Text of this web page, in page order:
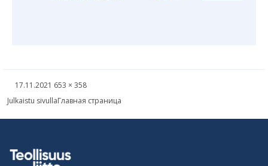
Kirjoitettu
17.11.2021 Täysikokoinen
653 × 358
Навигация
Julkaistu sivullaГлавная страница